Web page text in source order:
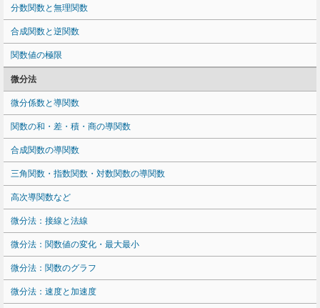
分数関数と無理関数
合成関数と逆関数
関数値の極限
微分法
微分係数と導関数
関数の和・差・積・商の導関数
合成関数の導関数
三角関数・指数関数・対数関数の導関数
高次導関数など
微分法：接線と法線
微分法：関数値の変化・最大最小
微分法：関数のグラフ
微分法：速度と加速度